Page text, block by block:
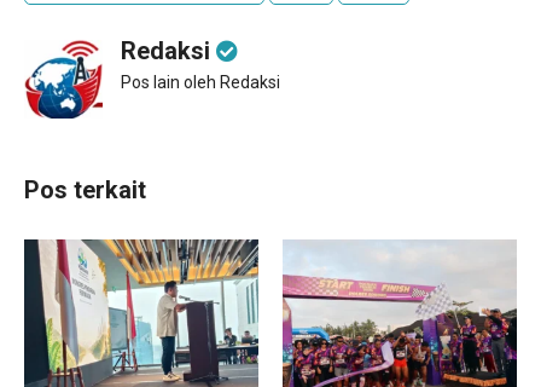
Redaksi
Pos lain oleh Redaksi
Pos terkait